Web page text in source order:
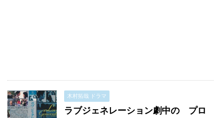
木村拓哉 ドラマ
ラブジェネレーション劇中の プロ